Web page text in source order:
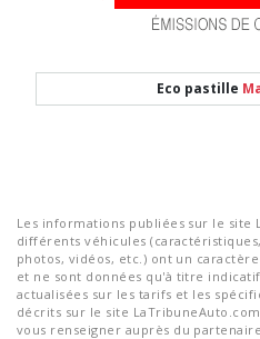
Eco pastille
Les informations publiées sur le site
différents véhicules
photos, vidéos, etc.) ont un
et ne sont données qu'à titre
actualisées sur les tarifs et les
décrits sur le site
vous renseigner auprès du